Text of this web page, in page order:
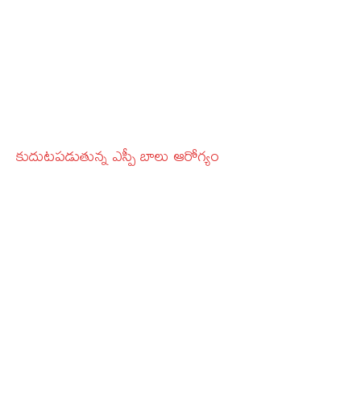
కుదుటపడుతున్న ఎస్పీ బాలు ఆరోగ్యం